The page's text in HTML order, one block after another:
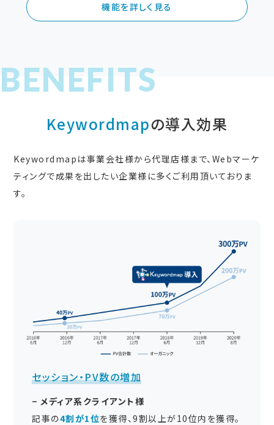
機能を詳しく見る
Keywordmapの導入効果
Keywordmapは事業会社様から代理店様まで、Webマーケ
ティングで成果を出したい企業様に多くご利用頂いておりま
す。
セッション・PV数の増加
− メディア系クライアント様
記事の4割が1位を獲得、9割以上が10位内を獲得。